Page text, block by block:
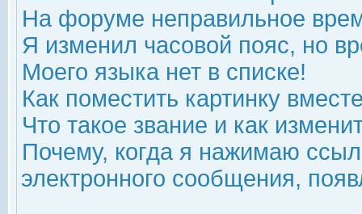
На форуме неправильное
Я изменил часовой пояс, но
Моего языка нет в списке!
Как поместить картинку
Что такое звание и как
Почему, когда я нажимаю
электронного сообщения,